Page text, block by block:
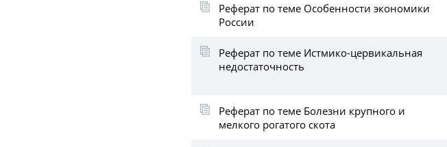
Реферат по теме Особенности экономики
России
Реферат по теме Истмико-цервикальная
недостаточность
Реферат по теме Болезни крупного и
мелкого рогатого скота